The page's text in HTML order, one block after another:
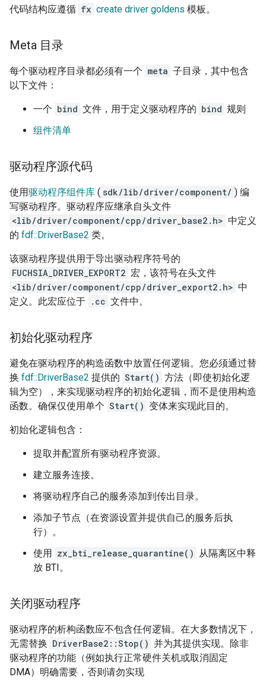
代码结构应遵循 fx create driver goldens 模板。
Meta 目录
每个驱动程序目录都必须有一个 meta 子目录，其中包含
以下文件：
一个 bind 文件，用于定义驱动程序的 bind 规则
组件清单
驱动程序源代码
使用驱动程序组件库 ( sdk/lib/driver/component/ ) 编
写驱动程序。驱动程序应继承自头文件
<lib/driver/component/cpp/driver_base2.h> 中定义
的 fdf::DriverBase2 类。
该驱动程序提供用于导出驱动程序符号的
FUCHSIA_DRIVER_EXPORT2 宏，该符号在头文件
<lib/driver/component/cpp/driver_export2.h> 中
定义。此宏应位于 .cc 文件中。
初始化驱动程序
避免在驱动程序的构造函数中放置任何逻辑。您必须通过替
换 fdf::DriverBase2 提供的 Start() 方法（即使初始化逻
辑为空），来实现驱动程序的初始化逻辑，而不是使用构造
函数。 确保仅使用单个 Start() 变体来实现此目的。
初始化逻辑包含：
提取并配置所有驱动程序资源。
建立服务连接。
将驱动程序自己的服务添加到传出目录。
添加子节点（在资源设置并提供自己的服务后执
行）。
使用 zx_bti_release_quarantine() 从隔离区中释
放 BTI。
关闭驱动程序
驱动程序的析构函数应不包含任何逻辑。在大多数情况下，
无需替换 DriverBase2::Stop() 并为其提供实现。除非
驱动程序的功能（例如执行正常硬件关机或取消固定
DMA）明确需要，否则请勿实现